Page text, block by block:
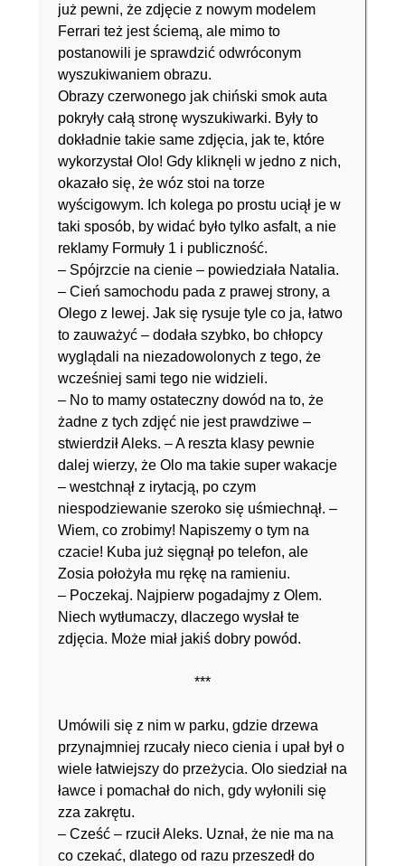
już pewni, że zdjęcie z nowym modelem
Ferrari też jest ściemą, ale mimo to
postanowili je sprawdzić odwróconym
wyszukiwaniem obrazu.
Obrazy czerwonego jak chiński smok auta
pokryły całą stronę wyszukiwarki. Były to
dokładnie takie same zdjęcia, jak te, które
wykorzystał Olo! Gdy kliknęli w jedno z nich,
okazało się, że wóz stoi na torze
wyścigowym. Ich kolega po prostu uciął je w
taki sposób, by widać było tylko asfalt, a nie
reklamy Formuły 1 i publiczność.
– Spójrzcie na cienie – powiedziała Natalia.
– Cień samochodu pada z prawej strony, a
Olego z lewej. Jak się rysuje tyle co ja, łatwo
to zauważyć – dodała szybko, bo chłopcy
wyglądali na niezadowolonych z tego, że
wcześniej sami tego nie widzieli.
– No to mamy ostateczny dowód na to, że
żadne z tych zdjęć nie jest prawdziwe –
stwierdził Aleks. – A reszta klasy pewnie
dalej wierzy, że Olo ma takie super wakacje
– westchnął z irytacją, po czym
niespodziewanie szeroko się uśmiechnął. –
Wiem, co zrobimy! Napiszemy o tym na
czacie! Kuba już sięgnął po telefon, ale
Zosia położyła mu rękę na ramieniu.
– Poczekaj. Najpierw pogadajmy z Olem.
Niech wytłumaczy, dlaczego wysłał te
zdjęcia. Może miał jakiś dobry powód.
***
Umówili się z nim w parku, gdzie drzewa
przynajmniej rzucały nieco cienia i upał był o
wiele łatwiejszy do przeżycia. Olo siedział na
ławce i pomachał do nich, gdy wyłonili się
zza zakrętu.
– Cześć – rzucił Aleks. Uznał, że nie ma na
co czekać, dlatego od razu przeszedł do